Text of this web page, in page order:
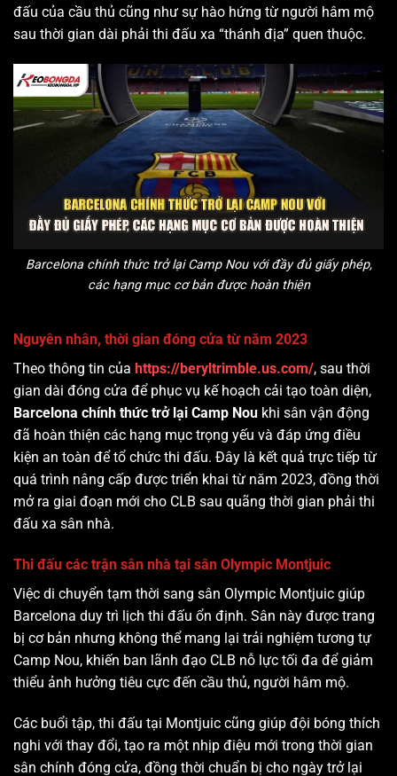
đấu của cầu thủ cũng như sự hào hứng từ người hâm mộ
sau thời gian dài phải thi đấu xa “thánh địa” quen thuộc.
Barcelona chính thức trở lại Camp Nou với đầy đủ giấy phép,
các hạng mục cơ bản được hoàn thiện
Nguyên nhân, thời gian đóng cửa từ năm 2023
Theo thông tin của https://beryltrimble.us.com/, sau thời
gian dài đóng cửa để phục vụ kế hoạch cải tạo toàn diện,
Barcelona chính thức trở lại Camp Nou khi sân vận động
đã hoàn thiện các hạng mục trọng yếu và đáp ứng điều
kiện an toàn để tổ chức thi đấu. Đây là kết quả trực tiếp từ
quá trình nâng cấp được triển khai từ năm 2023, đồng thời
mở ra giai đoạn mới cho CLB sau quãng thời gian phải thi
đấu xa sân nhà.
Thi đấu các trận sân nhà tại sân Olympic Montjuic
Việc di chuyển tạm thời sang sân Olympic Montjuic giúp
Barcelona duy trì lịch thi đấu ổn định. Sân này được trang
bị cơ bản nhưng không thể mang lại trải nghiệm tương tự
Camp Nou, khiến ban lãnh đạo CLB nỗ lực tối đa để giảm
thiểu ảnh hưởng tiêu cực đến cầu thủ, người hâm mộ.
Các buổi tập, thi đấu tại Montjuic cũng giúp đội bóng thích
nghi với thay đổi, tạo ra một nhịp điệu mới trong thời gian
sân chính đóng cửa, đồng thời chuẩn bị cho ngày trở lại